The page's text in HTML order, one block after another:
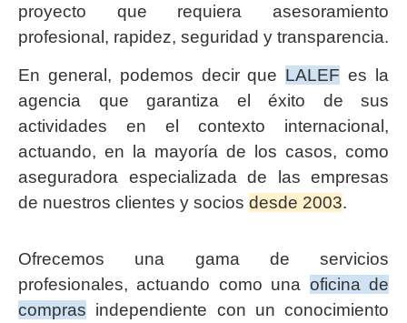
proyecto que requiera asesoramiento
profesional, rapidez, seguridad y transparencia.
En general, podemos decir que LALEF es la
agencia que garantiza el éxito de sus
actividades en el contexto internacional,
actuando, en la mayoría de los casos, como
aseguradora especializada de las empresas
de nuestros clientes y socios desde 2003.
Ofrecemos una gama de servicios
profesionales, actuando como una oficina de
compras independiente con un conocimiento